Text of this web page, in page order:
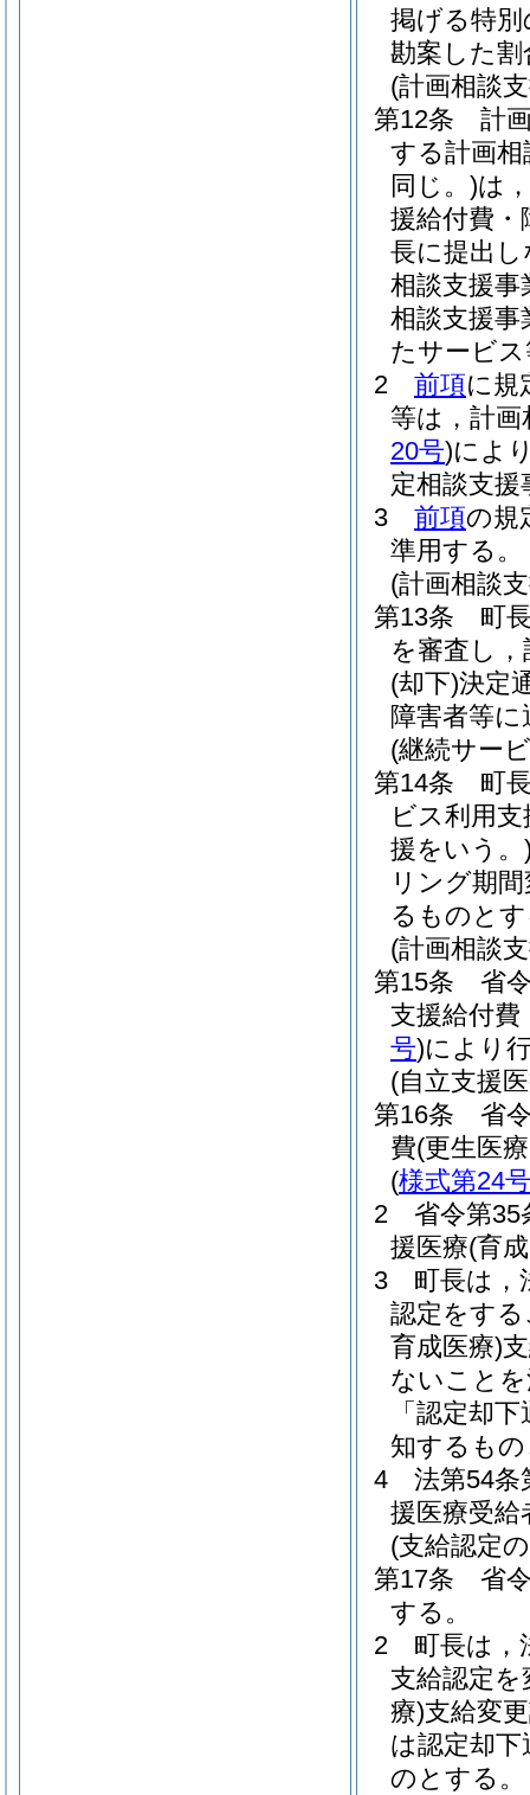
掲げる特
勘案した
(計画相談
第12条
計
する計画
同じ。)は
援給付費・
長に提出
相談支援事
相談支援
たサービ
2
前項に規
等は，計画
20号)によ
定相談支
3
前項の規
準用する。
(計画相談
第13条
町
を審査し
(却下)決定
障害者等
(継続サー
第14条
町
ビス利用支
援をいう。
リング期
るものと
(計画相談
第15条
省
支援給付費
号)により
(自立支援
第16条
省
費(更生医
(様式第24号
2
省令第35
援医療(育
3
町長は，
認定をす
育成医療)
ないこと
「認定却
知するも
4
法第54条
援医療受給
(支給認定
第17条
省
する。
2
町長は，
支給認定
療)支給変
は認定却
のとする。